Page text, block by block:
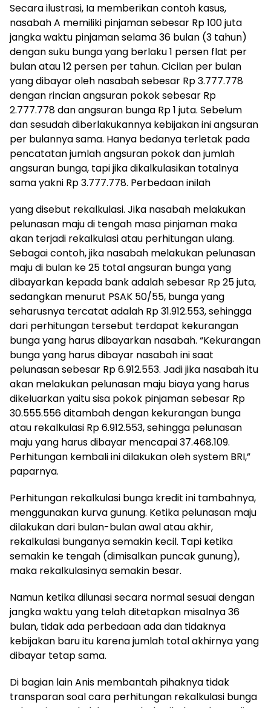
Secara ilustrasi, Ia memberikan contoh kasus,
nasabah A memiliki pinjaman sebesar Rp 100 juta
jangka waktu pinjaman selama 36 bulan (3 tahun)
dengan suku bunga yang berlaku 1 persen flat per
bulan atau 12 persen per tahun. Cicilan per bulan
yang dibayar oleh nasabah sebesar Rp 3.777.778
dengan rincian angsuran pokok sebesar Rp
2.777.778 dan angsuran bunga Rp 1 juta. Sebelum
dan sesudah diberlakukannya kebijakan ini angsuran
per bulannya sama. Hanya bedanya terletak pada
pencatatan jumlah angsuran pokok dan jumlah
angsuran bunga, tapi jika dikalkulasikan totalnya
sama yakni Rp 3.777.778. Perbedaan inilah
yang disebut rekalkulasi. Jika nasabah melakukan
pelunasan maju di tengah masa pinjaman maka
akan terjadi rekalkulasi atau perhitungan ulang.
Sebagai contoh, jika nasabah melakukan pelunasan
maju di bulan ke 25 total angsuran bunga yang
dibayarkan kepada bank adalah sebesar Rp 25 juta,
sedangkan menurut PSAK 50/55, bunga yang
seharusnya tercatat adalah Rp 31.912.553, sehingga
dari perhitungan tersebut terdapat kekurangan
bunga yang harus dibayarkan nasabah. “Kekurangan
bunga yang harus dibayar nasabah ini saat
pelunasan sebesar Rp 6.912.553. Jadi jika nasabah itu
akan melakukan pelunasan maju biaya yang harus
dikeluarkan yaitu sisa pokok pinjaman sebesar Rp
30.555.556 ditambah dengan kekurangan bunga
atau rekalkulasi Rp 6.912.553, sehingga pelunasan
maju yang harus dibayar mencapai 37.468.109.
Perhitungan kembali ini dilakukan oleh system BRI,”
paparnya.
Perhitungan rekalkulasi bunga kredit ini tambahnya,
menggunakan kurva gunung. Ketika pelunasan maju
dilakukan dari bulan-bulan awal atau akhir,
rekalkulasi bunganya semakin kecil. Tapi ketika
semakin ke tengah (dimisalkan puncak gunung),
maka rekalkulasinya semakin besar.
Namun ketika dilunasi secara normal sesuai dengan
jangka waktu yang telah ditetapkan misalnya 36
bulan, tidak ada perbedaan ada dan tidaknya
kebijakan baru itu karena jumlah total akhirnya yang
dibayar tetap sama.
Di bagian lain Anis membantah pihaknya tidak
transparan soal cara perhitungan rekalkulasi bunga